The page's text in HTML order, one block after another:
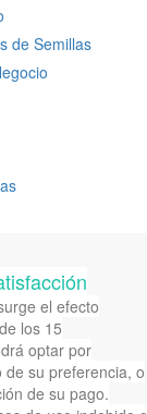
de Semillas
el efecto
los 15
optar por
su preferencia, o
de su pago.